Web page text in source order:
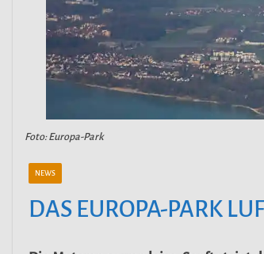
Foto: Europa-Park
NEWS
DAS EUROPA-PARK